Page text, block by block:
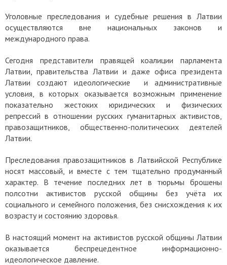
Уголовные преследования и судебные решения в Латвии
осуществляются вне национальных законов и
международного права.
Сегодня представители правящей коалиции парламента
Латвии, правительства Латвии и даже офиса президента
Латвии создают идеологические и административные
условия, в которых оказывается возможным применение
показательно жестоких юридических и физических
репрессий в отношении русских гуманитарных активистов,
правозащитников, общественно-политических деятелей
Латвии.
Преследования правозащитников в Латвийской Республике
носят массовый, и вместе с тем тщательно продуманный
характер. В течение последних лет в тюрьмы брошены
полсотни активистов русской общины без учёта их
социального и семейного положения, без снисхождения к их
возрасту и состоянию здоровья.
В настоящий момент на активистов русской общины Латвии
оказывается беспрецедентное информационно-
идеологическое давление.